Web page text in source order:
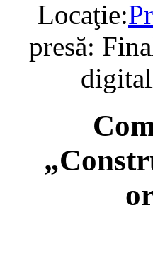
Locaţie:
presă: